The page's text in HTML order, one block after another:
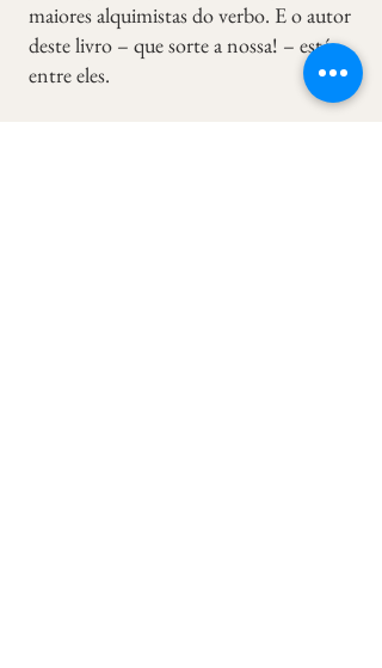
maiores alquimistas do verbo. E o autor
deste livro – que sorte a nossa! – está
entre eles.